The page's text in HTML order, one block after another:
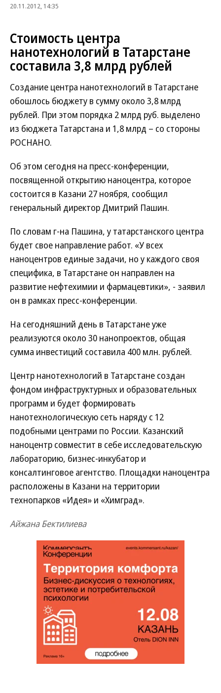
20.11.2012, 14:35
Стоимость центра
нанотехнологий в Татарстане
составила 3,8 млрд рублей
Создание центра нанотехнологий в Татарстане
обошлось бюджету в сумму около 3,8 млрд
рублей. При этом порядка 2 млрд руб. выделено
из бюджета Татарстана и 1,8 млрд – со стороны
РОСНАНО.
Об этом сегодня на пресс-конференции,
посвященной открытию наноцентра, которое
состоится в Казани 27 ноября, сообщил
генеральный директор Дмитрий Пашин.
По словам г-на Пашина, у татарстанского центра
будет свое направление работ. «У всех
наноцентров единые задачи, но у каждого своя
специфика, в Татарстане он направлен на
развитие нефтехимии и фармацевтики», - заявил
он в рамках пресс-конференции.
На сегодняшний день в Татарстане уже
реализуются около 30 нанопроектов, общая
сумма инвестиций составила 400 млн. рублей.
Центр нанотехнологий в Татарстане создан
фондом инфраструктурных и образовательных
программ и будет формировать
нанотехнологическую сеть наряду с 12
подобными центрами по России. Казанский
наноцентр совместит в себе исследовательскую
лабораторию, бизнес-инкубатор и
консалтинговое агентство. Площадки наноцентра
расположены в Казани на территории
технопарков «Идея» и «Химград».
Айжана Бектилиева